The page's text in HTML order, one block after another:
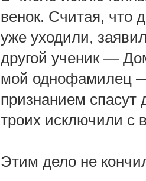
венок. Считая, что
уже уходили,
другой ученик —
мой однофамилец
признанием спасут
троих исключили с
Этим дело не